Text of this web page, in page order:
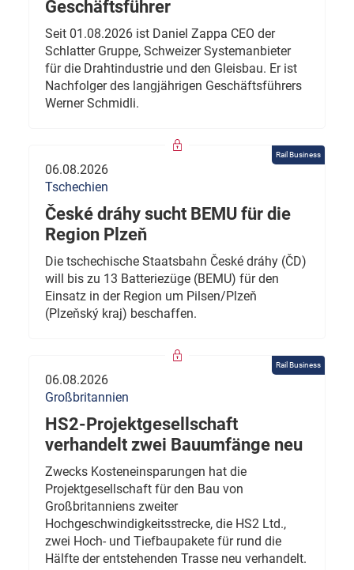
Geschäftsführer
Seit 01.08.2026 ist Daniel Zappa CEO der
Schlatter Gruppe, Schweizer Systemanbieter
für die Drahtindustrie und den Gleisbau. Er ist
Nachfolger des langjährigen Geschäftsführers
Werner Schmidli.
Rail Business
06.08.2026
Tschechien
České dráhy sucht BEMU für die
Region Plzeň
Die tschechische Staatsbahn České dráhy (ČD)
will bis zu 13 Batteriezüge (BEMU) für den
Einsatz in der Region um Pilsen/Plzeň
(Plzeňský kraj) beschaffen.
Rail Business
06.08.2026
Großbritannien
HS2-Projektgesellschaft
verhandelt zwei Bauumfänge neu
Zwecks Kosteneinsparungen hat die
Projektgesellschaft für den Bau von
Großbritanniens zweiter
Hochgeschwindigkeitsstrecke, die HS2 Ltd.,
zwei Hoch- und Tiefbaupakete für rund die
Hälfte der entstehenden Trasse neu verhandelt.